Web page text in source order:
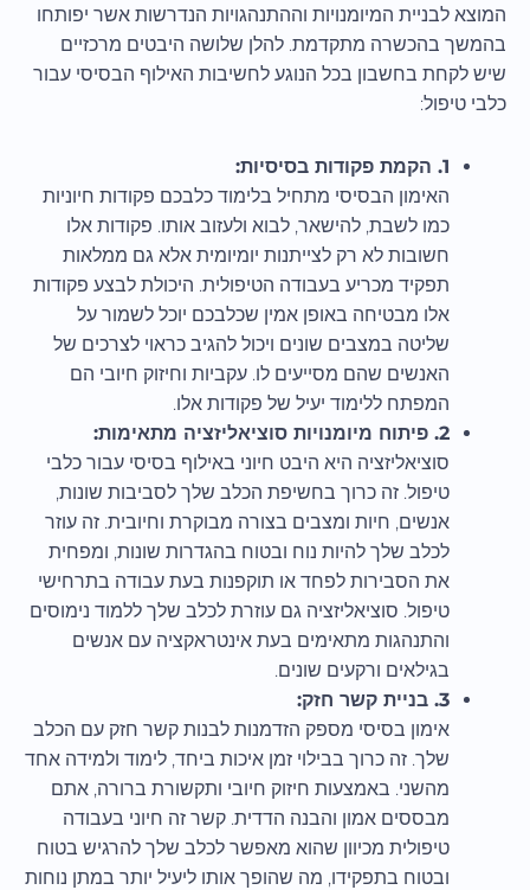
המוצא לבניית המיומנויות וההתנהגויות הנדרשות אשר יפותחו
בהמשך בהכשרה מתקדמת. להלן שלושה היבטים מרכזיים
שיש לקחת בחשבון בכל הנוגע לחשיבות האילוף הבסיסי עבור
כלבי טיפול:
1. הקמת פקודות בסיסיות:
האימון הבסיסי מתחיל בלימוד כלבכם פקודות חיוניות
כמו לשבת, להישאר, לבוא ולעזוב אותו. פקודות אלו
חשובות לא רק לצייתנות יומיומית אלא גם ממלאות
תפקיד מכריע בעבודה הטיפולית. היכולת לבצע פקודות
אלו מבטיחה באופן אמין שכלבכם יוכל לשמור על
שליטה במצבים שונים ויכול להגיב כראוי לצרכים של
האנשים שהם מסייעים לו. עקביות וחיזוק חיובי הם
המפתח ללימוד יעיל של פקודות אלו.
2. פיתוח מיומנויות סוציאליזציה מתאימות:
סוציאליזציה היא היבט חיוני באילוף בסיסי עבור כלבי
טיפול. זה כרוך בחשיפת הכלב שלך לסביבות שונות,
אנשים, חיות ומצבים בצורה מבוקרת וחיובית. זה עוזר
לכלב שלך להיות נוח ובטוח בהגדרות שונות, ומפחית
את הסבירות לפחד או תוקפנות בעת עבודה בתרחישי
טיפול. סוציאליזציה גם עוזרת לכלב שלך ללמוד נימוסים
והתנהגות מתאימים בעת אינטראקציה עם אנשים
בגילאים ורקעים שונים.
3. בניית קשר חזק:
אימון בסיסי מספק הזדמנות לבנות קשר חזק עם הכלב
שלך. זה כרוך בבילוי זמן איכות ביחד, לימוד ולמידה אחד
מהשני. באמצעות חיזוק חיובי ותקשורת ברורה, אתם
מבססים אמון והבנה הדדית. קשר זה חיוני בעבודה
טיפולית מכיוון שהוא מאפשר לכלב שלך להרגיש בטוח
ובטוח בתפקידו, מה שהופך אותו ליעיל יותר במתן נוחות